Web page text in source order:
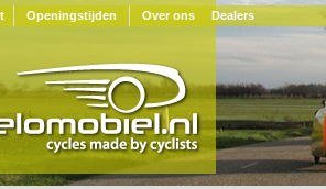
Openingstijden Over ons Dealers